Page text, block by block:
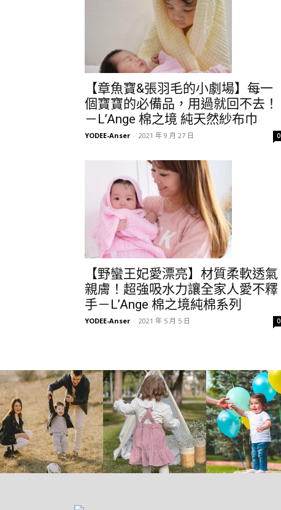
【章魚寶&張羽毛的小劇場】每一
個寶寶的必備品，用過就回不去！
－L’Ange 棉之境 純天然紗布巾
YODEE-Anser - 2021 年 9 月 27 日 0
【野蠻王妃愛漂亮】材質柔軟透氣
親膚！超強吸水力讓全家人愛不釋
手－L’Ange 棉之境純棉系列
YODEE-Anser - 2021 年 5 月 5 日 0